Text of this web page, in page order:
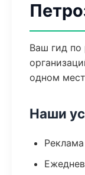
Ваш гид по
одном
Наши